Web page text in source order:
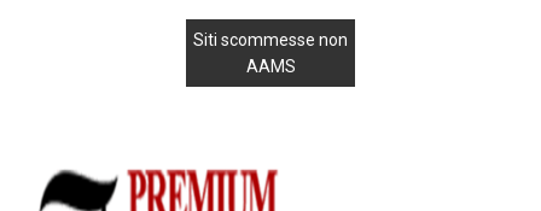
Siti scommesse non
AAMS